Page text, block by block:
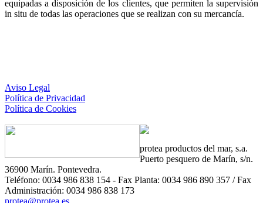
equipadas a disposición de los clientes, que permiten la supervisión
in situ de todas las operaciones que se realizan con su mercancía.
Aviso Legal
Política de Privacidad
Política de Cookies
protea productos del mar, s.a.
Puerto pesquero de Marín, s/n.
36900 Marín. Pontevedra.
Teléfono: 0034 986 838 154 - Fax Planta: 0034 986 890 357 / Fax
Administración: 0034 986 838 173
protea@protea.es